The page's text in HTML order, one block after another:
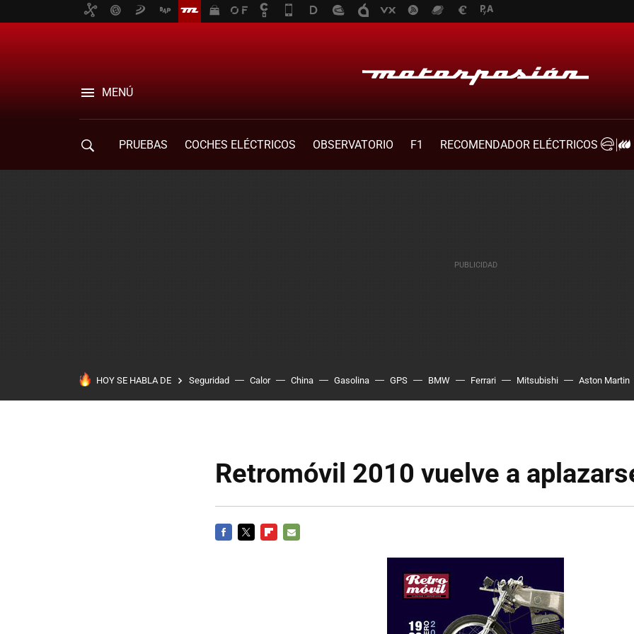
MENÚ
PRUEBAS COCHES ELÉCTRICOS OBSERVATORIO F1
RECOMENDADOR ELÉCTRICOS
HOY SE HABLA DE Seguridad Calor China Gasolina GPS BMW Ferrari Mitsubishi Aston Martin
Retromóvil 2010 vuelve a